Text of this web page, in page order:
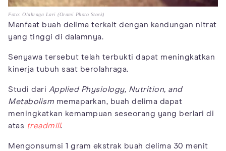
Foto: Olahraga Lari (Orami Photo Stock)
Manfaat buah delima terkait dengan kandungan nitrat
yang tinggi di dalamnya.
Senyawa tersebut telah terbukti dapat meningkatkan
kinerja tubuh saat berolahraga.
Studi dari Applied Physiology, Nutrition, and
Metabolism memaparkan, buah delima dapat
meningkatkan kemampuan seseorang yang berlari di
atas treadmill.
Mengonsumsi 1 gram ekstrak buah delima 30 menit